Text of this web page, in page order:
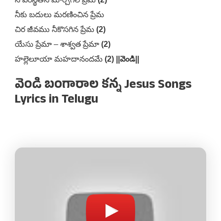
నీకు బదులు మరణించిన ప్రేమ
చిర జీవము నీకొసగిన ప్రేమ (2)
యేసు ప్రేమా – శాశ్వత ప్రేమా (2)
హల్లెలూయా మహదానందమే (2) ||వెండి||
వెండి బంగారాల కన్న Jesus Songs
Lyrics in Telugu